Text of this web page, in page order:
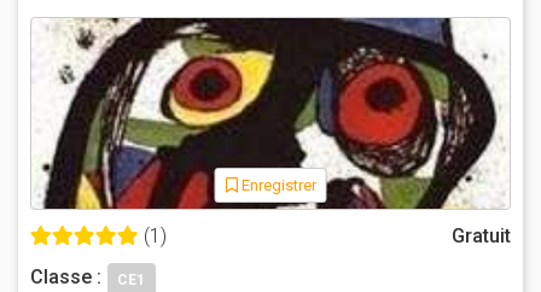
Enregistrer
(1)
Gratuit
Classe :
CE1